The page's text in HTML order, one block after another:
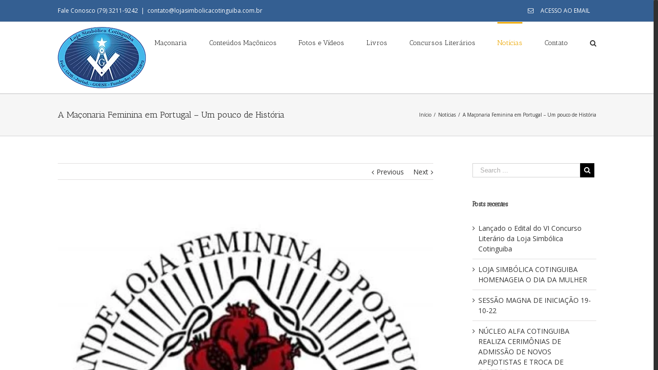
Fale Conosco (79) 3211-9242 | contato@lojasimbolicacotinguiba.com.br ACESSO AO EMAIL
Maçonaria Conteúdos Maçônicos Fotos e Vídeos Livros Concursos Literários Notícias Contato
A Maçonaria Feminina em Portugal – Um pouco de História Início / Notícias / A Maçonaria Feminina em Portugal – Um pouco de História
Previous Next
Posts recentes
Lançado o Edital do VI Concurso
Literário da Loja Simbólica
Cotinguiba
LOJA SIMBÓLICA COTINGUIBA
HOMENAGEIA O DIA DA MULHER
SESSÃO MAGNA DE INICIAÇÃO 19-
10-22
NÚCLEO ALFA COTINGUIBA
REALIZA CERIMÔNIAS DE
ADMISSÃO DE NOVOS
APEJOTISTAS E TROCA DE